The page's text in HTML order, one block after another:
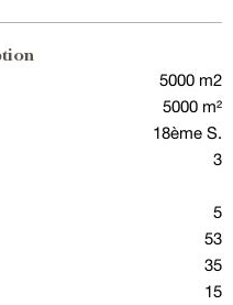
5000 m2
5000 m²
18ème S.
3
5
53
35
15